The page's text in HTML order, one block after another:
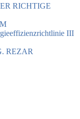
RICHTIGE
III
REZAR